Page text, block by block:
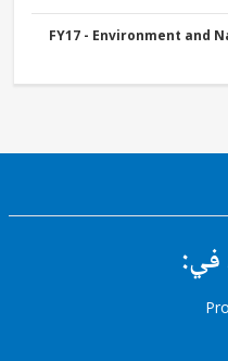
FY17 -